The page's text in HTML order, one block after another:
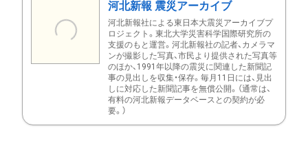
河北新報 震災アーカイブ
河北新報社による東日本大震災アーカイブプ
ロジェクト。東北大学災害科学国際研究所の
支援のもと運営。河北新報社の記者、カメラマ
ンが撮影した写真、市民より提供された写真等
のほか、1991年以降の震災に関連した新聞記
事の見出しを収集・保存。毎月11日には、見出
しに対応した新聞記事を無償公開。（通常は、
有料の河北新報データベースとの契約が必
要。）